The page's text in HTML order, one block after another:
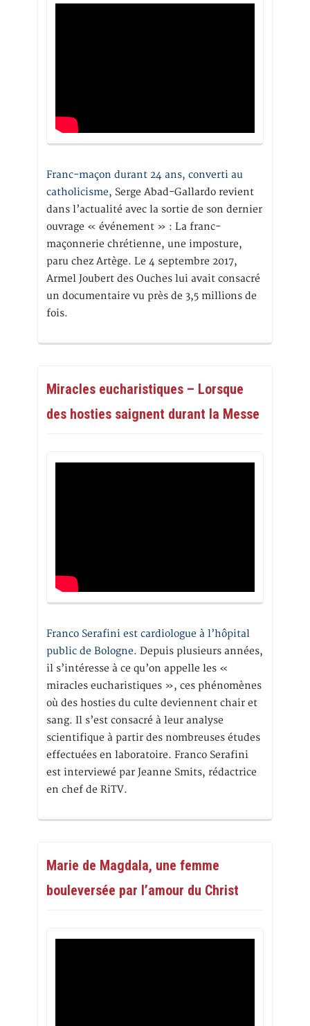
Franc-maçon durant 24 ans, converti au
catholicisme, Serge Abad-Gallardo revient
dans l’actualité avec la sortie de son dernier
ouvrage « événement » : La franc-
maçonnerie chrétienne, une imposture,
paru chez Artège. Le 4 septembre 2017,
Armel Joubert des Ouches lui avait consacré
un documentaire vu près de 3,5 millions de
fois.
Miracles eucharistiques – Lorsque
des hosties saignent durant la Messe
Franco Serafini est cardiologue à l’hôpital
public de Bologne. Depuis plusieurs années,
il s’intéresse à ce qu’on appelle les «
miracles eucharistiques », ces phénomènes
où des hosties du culte deviennent chair et
sang. Il s’est consacré à leur analyse
scientifique à partir des nombreuses études
effectuées en laboratoire. Franco Serafini
est interviewé par Jeanne Smits, rédactrice
en chef de RiTV.
Marie de Magdala, une femme
bouleversée par l’amour du Christ